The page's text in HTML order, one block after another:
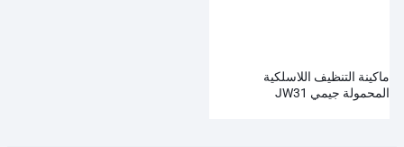
ماكينة التنظيف اللاسلكية
المحمولة جيمي JW31